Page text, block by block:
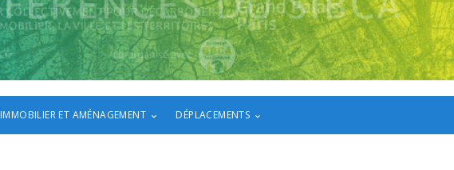
IMMOBILIER ET AMÉNAGEMENT DÉPLACEMENTS